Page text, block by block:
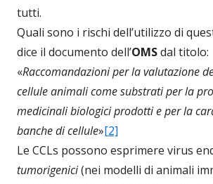
tutti.
Quali sono i rischi dell’utilizzo di
dice il documento dell’OMSdal titolo:
«Raccomandazioni per la valutazione
cellule animali come substrati per la
medicinali biologici prodotti e per la
banche di cellule»[2]
Le CCLs possono esprimere virus
tumorigenici(nei modelli di animali